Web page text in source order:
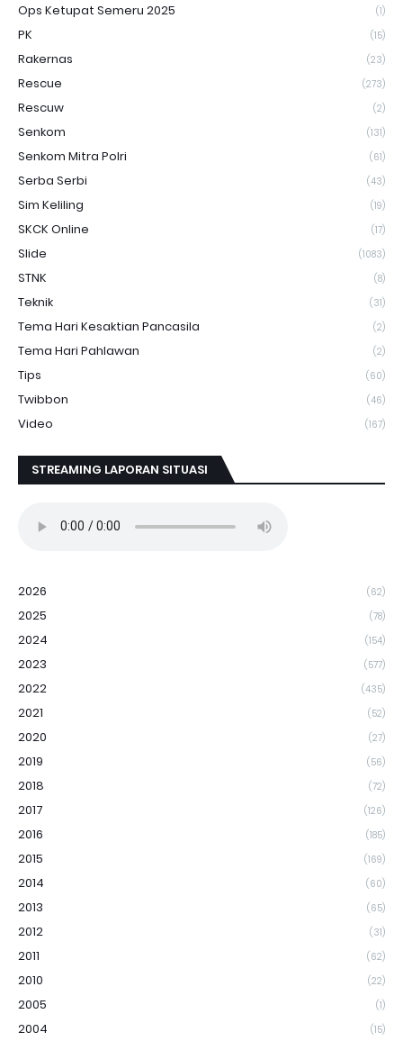
Ops Ketupat Semeru 2025 (1)
PK (15)
Rakernas (23)
Rescue (273)
Rescuw (2)
Senkom (131)
Senkom Mitra Polri (61)
Serba Serbi (43)
Sim Keliling (19)
SKCK Online (17)
Slide (1083)
STNK (8)
Teknik (31)
Tema Hari Kesaktian Pancasila (2)
Tema Hari Pahlawan (2)
Tips (60)
Twibbon (46)
Video (167)
STREAMING LAPORAN SITUASI
2026 (62)
2025 (78)
2024 (154)
2023 (577)
2022 (435)
2021 (52)
2020 (27)
2019 (56)
2018 (72)
2017 (126)
2016 (185)
2015 (169)
2014 (60)
2013 (65)
2012 (31)
2011 (62)
2010 (22)
2005 (1)
2004 (15)